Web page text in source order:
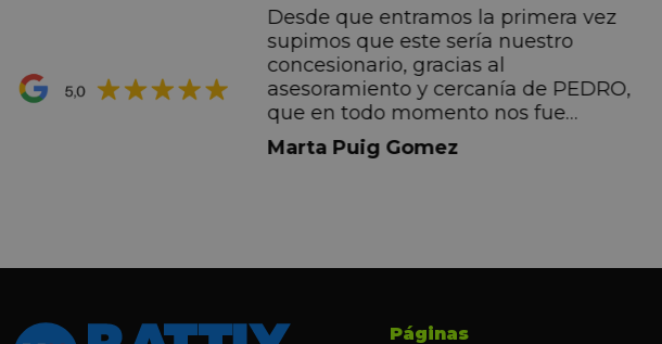
premio de su vida.
por todo.
Desde que entramos la primera vez
supimos que este sería nuestro
concesionario, gracias al
asesoramiento y cercanía de PEDRO,
que en todo momento nos fue
informando de forma muy directa, de
todos los pasos que teníamos que
Marta Puig Gomez
Páginas